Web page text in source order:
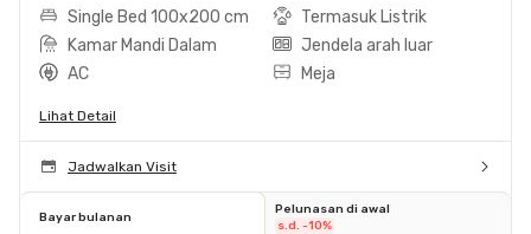
Single Bed 100x200 cm
Termasuk Listrik
Kamar Mandi Dalam
Jendela arah luar
AC
Meja
Lihat Detail
Jadwalkan Visit
Bayar bulanan
Pelunasan di awal
s.d. -10%